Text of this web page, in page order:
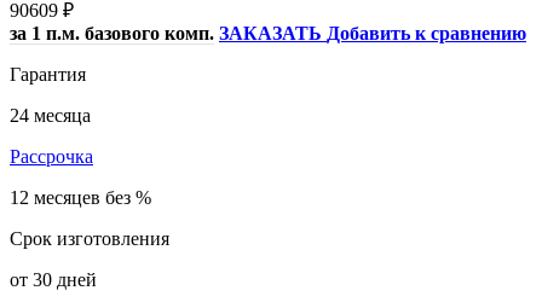
90609 ₽
за 1 п.м. базового комп. ЗАКАЗАТЬ Добавить к сравнению
Гарантия
24 месяца
Рассрочка
12 месяцев без %
Срок изготовления
от 30 дней